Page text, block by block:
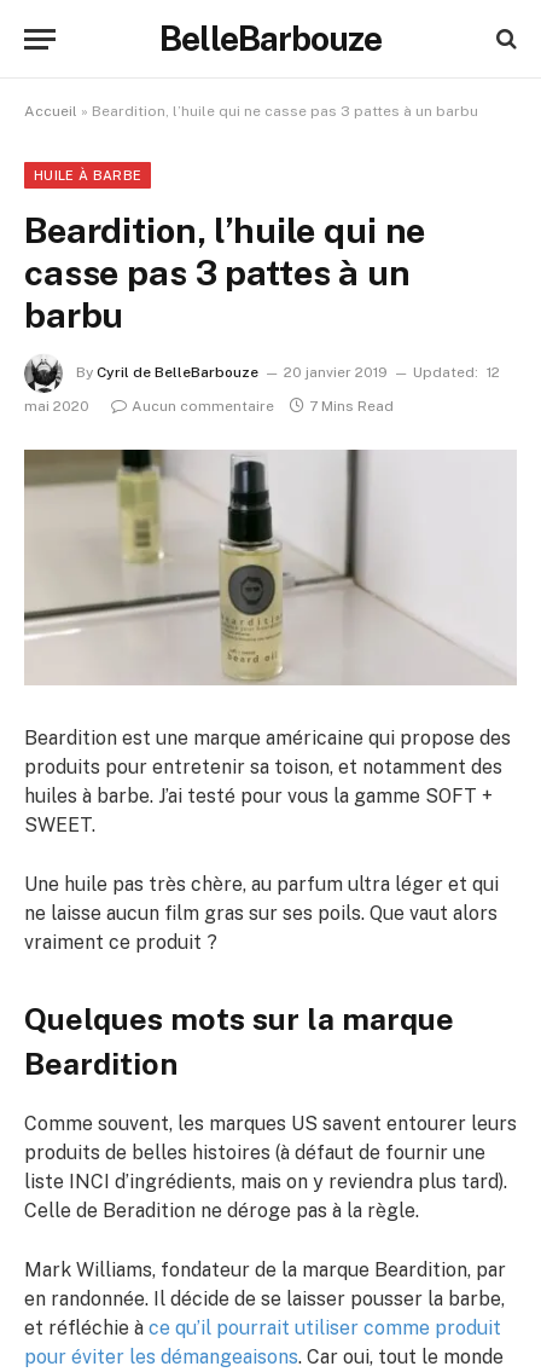
BelleBarbouze
Accueil » Beardition, l’huile qui ne casse pas 3 pattes à un barbu
HUILE À BARBE
Beardition, l’huile qui ne
casse pas 3 pattes à un
barbu
By Cyril de BelleBarbouze 20 janvier 2019 Updated: 12
mai 2020
Aucun commentaire 7 Mins Read
Beardition est une marque américaine qui propose des
produits pour entretenir sa toison, et notamment des
huiles à barbe. J’ai testé pour vous la gamme SOFT +
SWEET.
Une huile pas très chère, au parfum ultra léger et qui
ne laisse aucun film gras sur ses poils. Que vaut alors
vraiment ce produit ?
Quelques mots sur la marque
Beardition
Comme souvent, les marques US savent entourer leurs
produits de belles histoires (à défaut de fournir une
liste INCI d’ingrédients, mais on y reviendra plus tard).
Celle de Beradition ne déroge pas à la règle.
Mark Williams, fondateur de la marque Beardition, par
en randonnée. Il décide de se laisser pousser la barbe,
et réfléchie à ce qu’il pourrait utiliser comme produit
pour éviter les démangeaisons. Car oui, tout le monde